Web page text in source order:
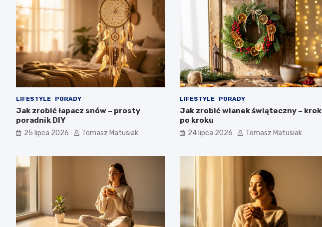
LIFESTYLE PORADY
Jak zrobić łapacz snów – prosty
poradnik DIY
25 lipca 2026 Tomasz Matusiak
LIFESTYLE PORADY
Jak zrobić wianek świąteczny – krok
po kroku
24 lipca 2026 Tomasz Matusiak